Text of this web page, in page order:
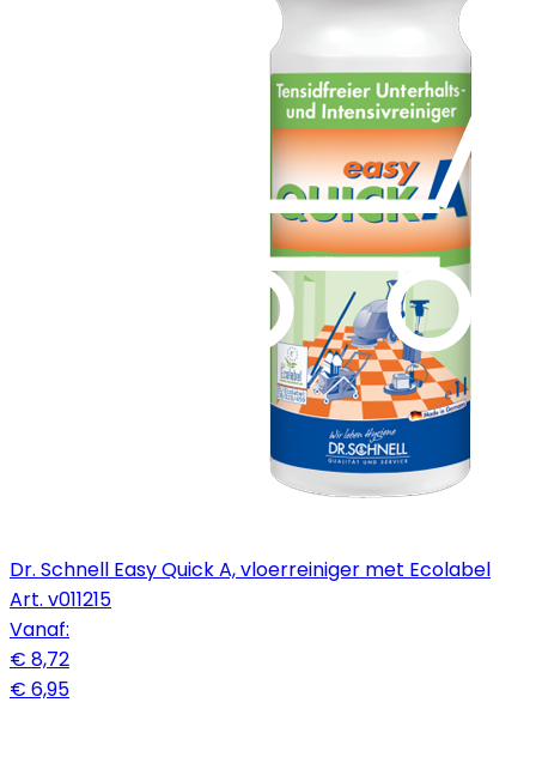
Dr. Schnell Easy Quick A, vloerreiniger met Ecolabel
Art. v011215
Vanaf:
€ 8,72
€ 6,95